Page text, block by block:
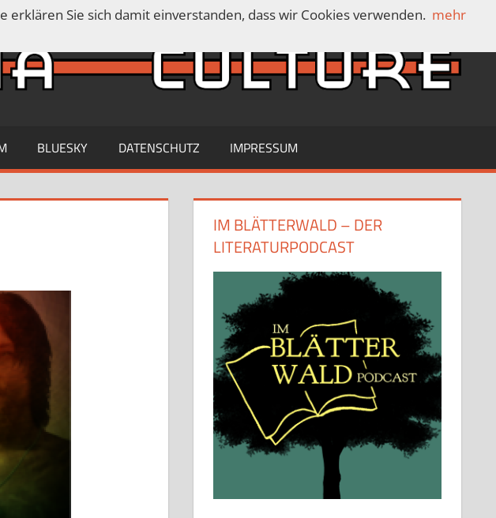
BLUESKY DATENSCHUTZ IMPRESSUM
IM BLÄTTERWALD – DER
LITERATURPODCAST
Sie sich damit einverstanden, dass wir Cookies verwenden. mehr